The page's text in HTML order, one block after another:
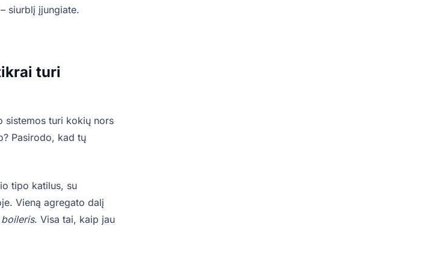
siurblį įjungiate.
turi
sistemos turi kokių nors
Pasirodo, kad tų
tipo katilus, su
Vieną agregato dalį
boileris. Visa tai, kaip jau